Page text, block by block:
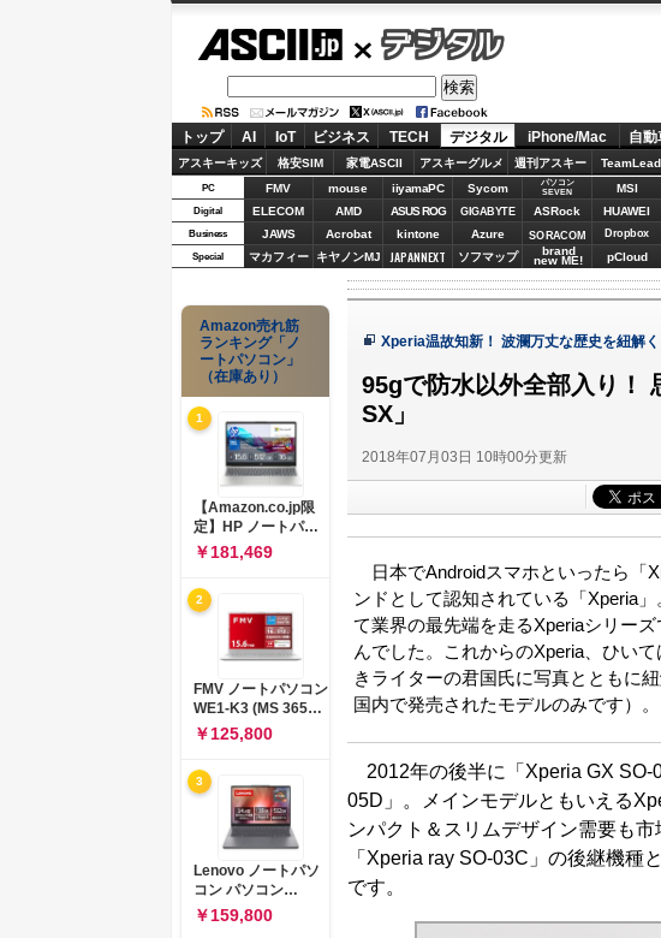
デジタル
トップ AI IoT ビジネス TECH デジタル iPhone/Mac 自動
アスキーキッズ 格安SIM 家電ASCII アスキーグルメ 週刊アスキー
PC FMV mouse iiyamaPC Sycom
パソコン
SEVEN
MSI
Digital ELECOM AMD ASUS ROG GIGABYTE ASRock HUAWEI
Business JAWS Acrobat kintone Azure SORACOM Dropbox
Special マカフィー キヤノンMJ JAPANNEXT ソフマップ brand
new ME! pCloud
Xperia温故知新！ 波瀾万丈な歴史を紐解く
95gで防水以外全部入り！
SX」
2018年07月03日 10時00分更新
日本でAndroidスマホといったら「
ンドとして認知されている「Xperia
て業界の最先端を走るXperiaシリー
んでした。これからのXperia、ひい
きライターの君国氏に写真とともに
国内で発売されたモデルのみです）。
2012年の後半に「Xperia GX SO-
05D」。メインモデルともいえる
ンパクト＆スリムデザイン需要も
「Xperia ray SO-03C」の後継機種
です。
Amazon売れ筋
ランキング「ノ
ートパソコン」
（在庫あり）
1
【Amazon.co.jp限
定】HP ノートパソ
コン 15-fd 15.6イン
チ インテル Core 5
120U メモリ16GB
SSD512GB
Windows 11
Microsoft Office
2024搭載 WPS
Office搭載 カメラシ
ャッター 指紋認証 薄
型 Copilotキー搭載
ナチュラルシルバー
￥181,469
2
FMV ノートパソコン
WE1-K3 (MS 365
Personal/Copilotキ
ー搭載/Win 11/15.6
型/Core
i5/16GB/SSD
512GB/ホワイト)
FMVWK3E15W_AZ
￥125,800
3
Lenovo ノートパソ
コン パソコン
IdeaPad Slim 3 14.0
インチ AMD
￥159,800